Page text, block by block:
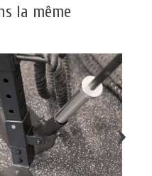
la même
›